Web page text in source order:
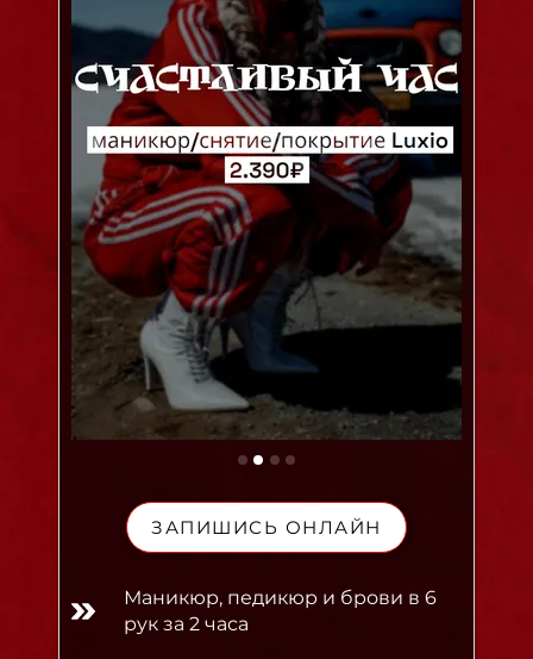
ЗАПИШИСЬ ОНЛАЙН
Маникюр, педикюр и брови в 6
рук за 2 часа